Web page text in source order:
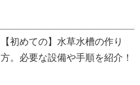
【初めての】水草水槽の作り
方。必要な設備や手順を紹介！